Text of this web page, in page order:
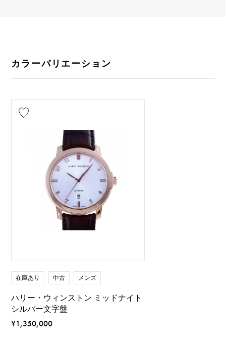
カラーバリエーション
在庫あり 中古 メンズ
ハリー・ウィンストン ミッドナイト
シルバー文字盤
¥1,350,000